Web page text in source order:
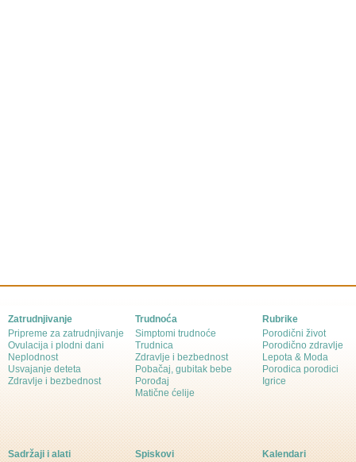
Zatrudnjivanje
Pripreme za zatrudnjivanje
Ovulacija i plodni dani
Neplodnost
Usvajanje deteta
Zdravlje i bezbednost
Trudnoća
Simptomi trudnoće
Trudnica
Zdravlje i bezbednost
Pobačaj, gubitak bebe
Porođaj
Matične ćelije
Rubrike
Porodični život
Porodično zdravlje
Lepota & Moda
Porodica porodici
Igrice
Sadržaji i alati
Spiskovi
Kalendari